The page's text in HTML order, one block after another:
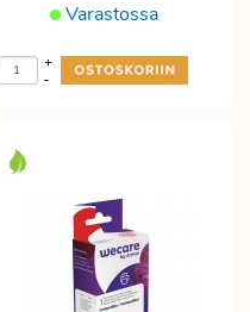
Varastossa
-
+